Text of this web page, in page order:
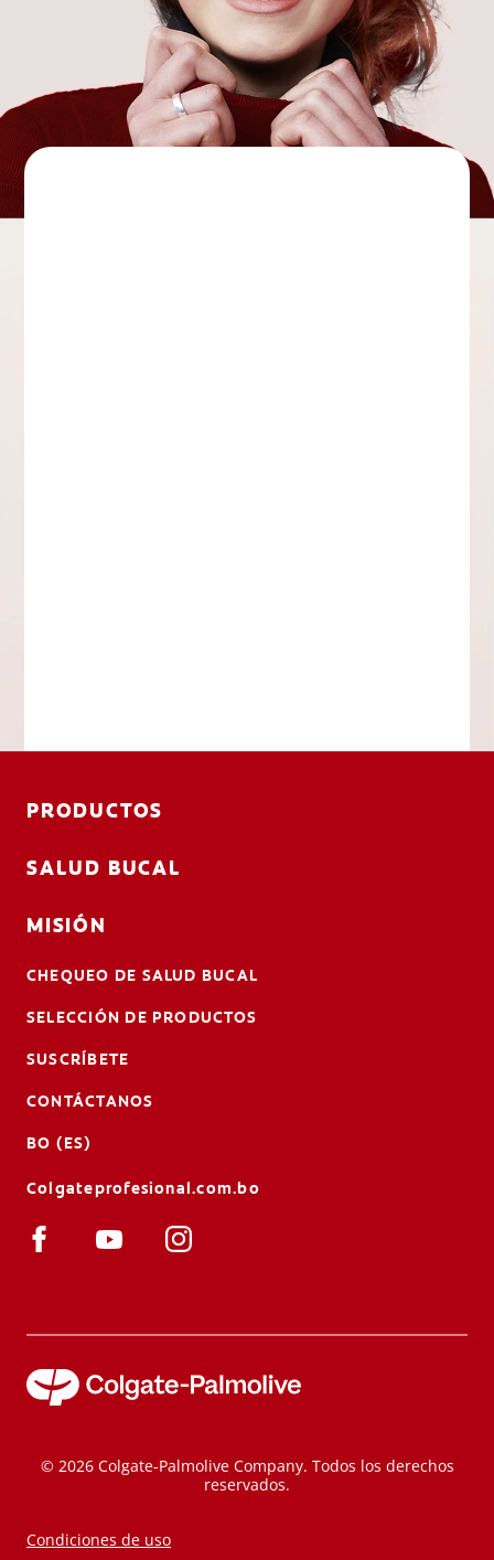
PRODUCTOS
SALUD BUCAL
MISIÓN
CHEQUEO DE SALUD BUCAL
SELECCIÓN DE PRODUCTOS
SUSCRÍBETE
CONTÁCTANOS
BO (ES)
Colgateprofesional.com.bo
© 2026 Colgate-Palmolive Company. Todos los derechos
reservados.
Condiciones de uso